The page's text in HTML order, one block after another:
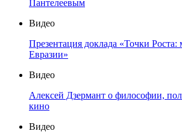
Пантелеевым
Видео
Презентация доклада «Точки
Евразии»
Видео
Алексей Дзермант о философии,
кино
Видео